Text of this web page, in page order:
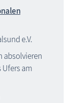
e.V.
absolvieren
Ufers am